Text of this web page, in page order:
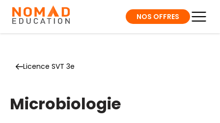
NOS OFFRES
Licence SVT 3e
Microbiologie